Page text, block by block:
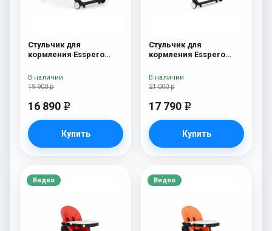
Стульчик для
кормления Esspero
19 900 р
16 890 e
Купить
В наличии
Стульчик для
кормления Esspero
21 000 р
17 790 e
Купить
В наличии
Видео Видео